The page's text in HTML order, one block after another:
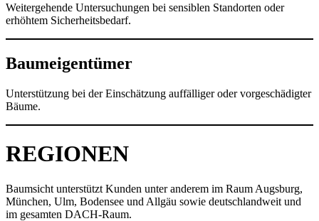
Weitergehende Untersuchungen bei sensiblen Standorten oder
erhöhtem Sicherheitsbedarf.
Baumeigentümer
Unterstützung bei der Einschätzung auffälliger oder vorgeschädigter
Bäume.
REGIONEN
Baumsicht unterstützt Kunden unter anderem im Raum Augsburg,
München, Ulm, Bodensee und Allgäu sowie deutschlandweit und
im gesamten DACH-Raum.